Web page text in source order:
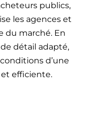
publics,
les agences et
du marché. En
détail adapté,
d’une
efficiente.